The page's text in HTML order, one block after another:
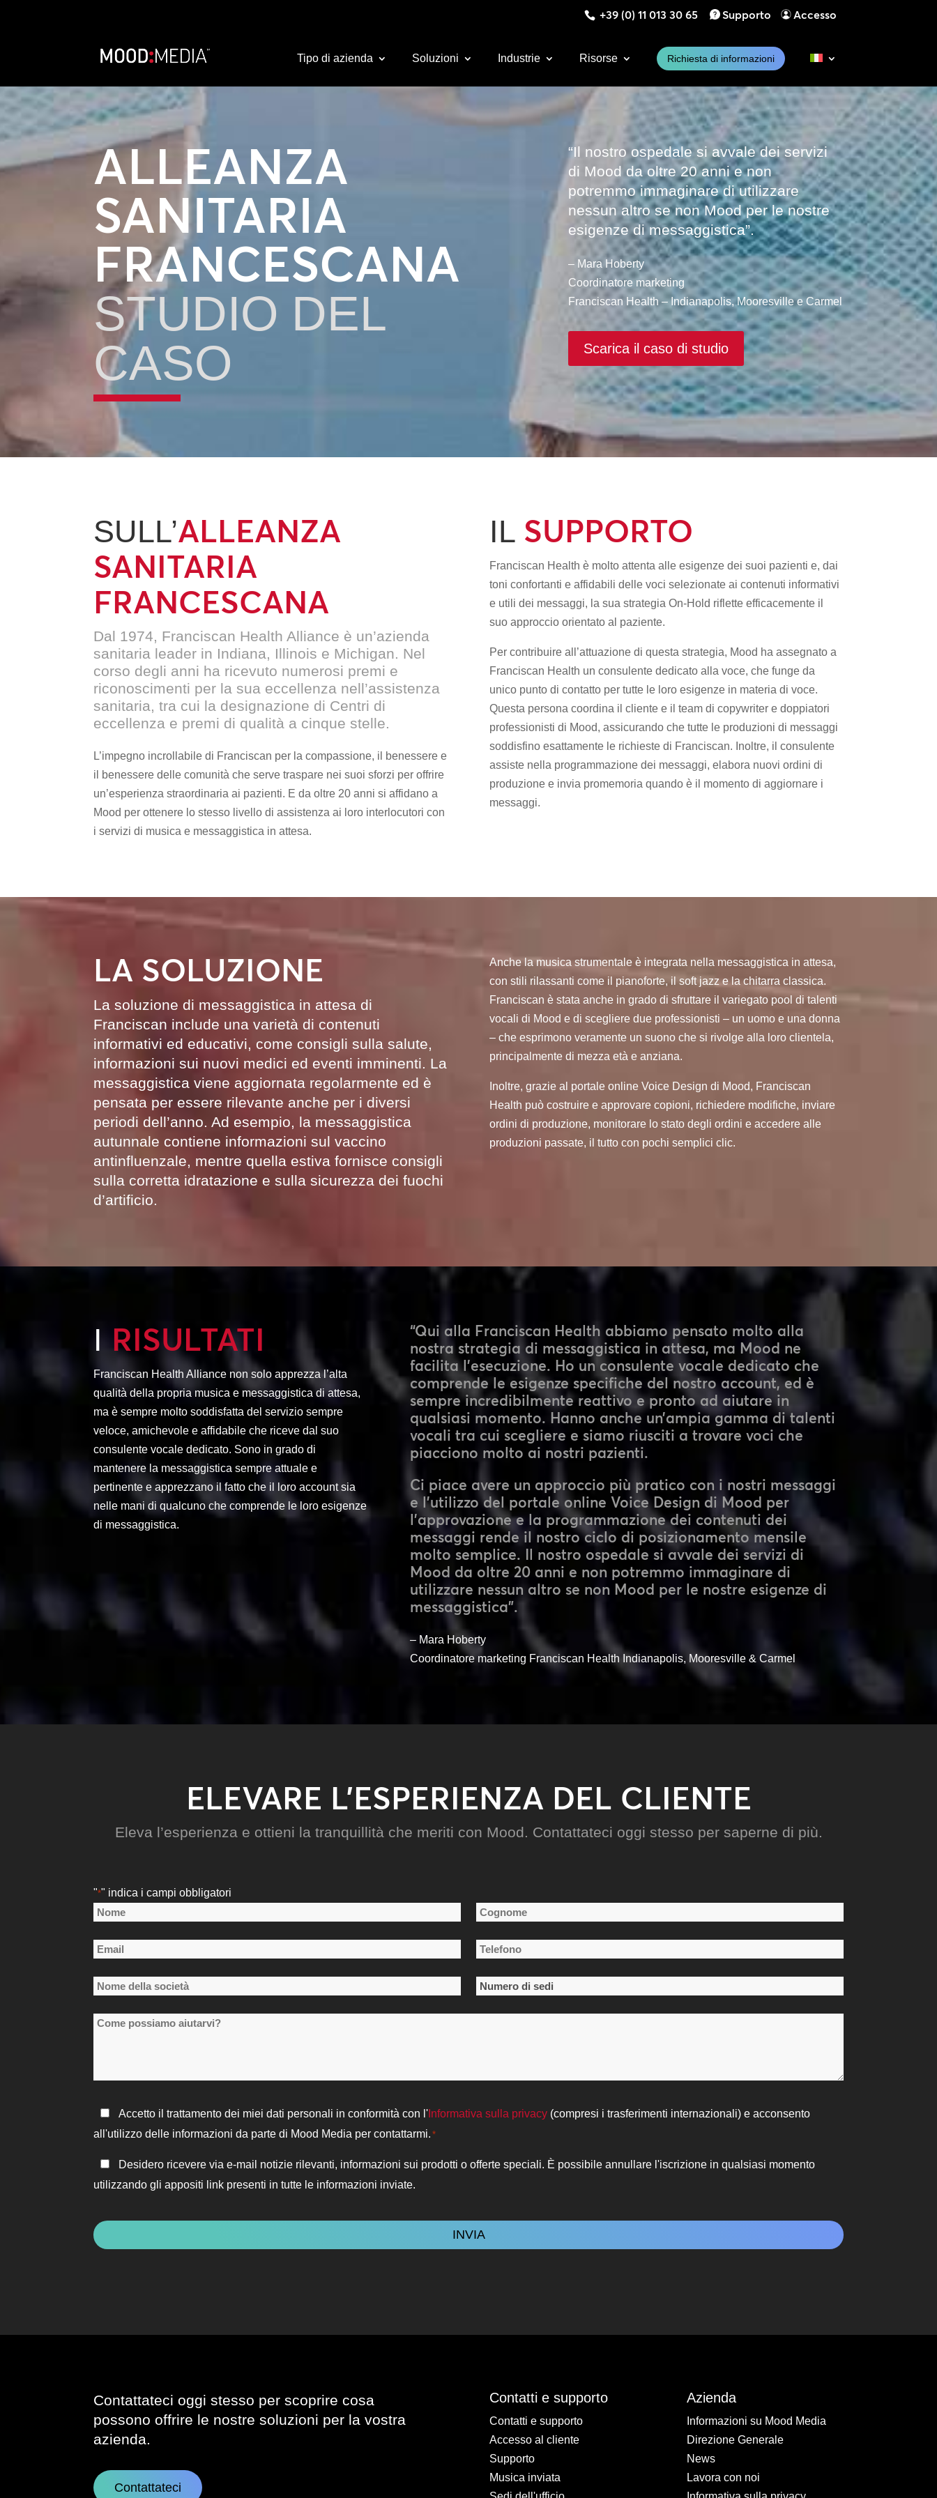
+39 (0) 11 013 30 65 Supporto Accesso
Tipo di azienda Soluzioni Industrie Risorse Richiesta di informazioni
ALLEANZA
SANITARIA
FRANCESCANA
STUDIO DEL
CASO
“Il nostro ospedale si avvale dei servizi
di Mood da oltre 20 anni e non
potremmo immaginare di utilizzare
nessun altro se non Mood per le nostre
esigenze di messaggistica”.
– Mara Hoberty
Coordinatore marketing
Franciscan Health – Indianapolis, Mooresville e Carmel
Scarica il caso di studio
SULL’ALLEANZA
SANITARIA
FRANCESCANA
Dal 1974, Franciscan Health Alliance è un’azienda
sanitaria leader in Indiana, Illinois e Michigan. Nel
corso degli anni ha ricevuto numerosi premi e
riconoscimenti per la sua eccellenza nell’assistenza
sanitaria, tra cui la designazione di Centri di
eccellenza e premi di qualità a cinque stelle.
L’impegno incrollabile di Franciscan per la compassione, il benessere e
il benessere delle comunità che serve traspare nei suoi sforzi per offrire
un’esperienza straordinaria ai pazienti. E da oltre 20 anni si affidano a
Mood per ottenere lo stesso livello di assistenza ai loro interlocutori con
i servizi di musica e messaggistica in attesa.
IL SUPPORTO
Franciscan Health è molto attenta alle esigenze dei suoi pazienti e, dai
toni confortanti e affidabili delle voci selezionate ai contenuti informativi
e utili dei messaggi, la sua strategia On-Hold riflette efficacemente il
suo approccio orientato al paziente.
Per contribuire all’attuazione di questa strategia, Mood ha assegnato a
Franciscan Health un consulente dedicato alla voce, che funge da
unico punto di contatto per tutte le loro esigenze in materia di voce.
Questa persona coordina il cliente e il team di copywriter e doppiatori
professionisti di Mood, assicurando che tutte le produzioni di messaggi
soddisfino esattamente le richieste di Franciscan. Inoltre, il consulente
assiste nella programmazione dei messaggi, elabora nuovi ordini di
produzione e invia promemoria quando è il momento di aggiornare i
messaggi.
LA SOLUZIONE
La soluzione di messaggistica in attesa di
Franciscan include una varietà di contenuti
informativi ed educativi, come consigli sulla salute,
informazioni sui nuovi medici ed eventi imminenti. La
messaggistica viene aggiornata regolarmente ed è
pensata per essere rilevante anche per i diversi
periodi dell’anno. Ad esempio, la messaggistica
autunnale contiene informazioni sul vaccino
antinfluenzale, mentre quella estiva fornisce consigli
sulla corretta idratazione e sulla sicurezza dei fuochi
d’artificio.
Anche la musica strumentale è integrata nella messaggistica in attesa,
con stili rilassanti come il pianoforte, il soft jazz e la chitarra classica.
Franciscan è stata anche in grado di sfruttare il variegato pool di talenti
vocali di Mood e di scegliere due professionisti – un uomo e una donna
– che esprimono veramente un suono che si rivolge alla loro clientela,
principalmente di mezza età e anziana.
Inoltre, grazie al portale online Voice Design di Mood, Franciscan
Health può costruire e approvare copioni, richiedere modifiche, inviare
ordini di produzione, monitorare lo stato degli ordini e accedere alle
produzioni passate, il tutto con pochi semplici clic.
IRISULTATI
Franciscan Health Alliance non solo apprezza l’alta
qualità della propria musica e messaggistica di attesa,
ma è sempre molto soddisfatta del servizio sempre
veloce, amichevole e affidabile che riceve dal suo
consulente vocale dedicato. Sono in grado di
mantenere la messaggistica sempre attuale e
pertinente e apprezzano il fatto che il loro account sia
nelle mani di qualcuno che comprende le loro esigenze
di messaggistica.
“Qui alla Franciscan Health abbiamo pensato molto alla
nostra strategia di messaggistica in attesa, ma Mood ne
facilita l’esecuzione. Ho un consulente vocale dedicato che
comprende le esigenze specifiche del nostro account, ed è
sempre incredibilmente reattivo e pronto ad aiutare in
qualsiasi momento. Hanno anche un’ampia gamma di talenti
vocali tra cui scegliere e siamo riusciti a trovare voci che
piacciono molto ai nostri pazienti.
Ci piace avere un approccio più pratico con i nostri messaggi
e l’utilizzo del portale online Voice Design di Mood per
l’approvazione e la programmazione dei contenuti dei
messaggi rende il nostro ciclo di posizionamento mensile
molto semplice. Il nostro ospedale si avvale dei servizi di
Mood da oltre 20 anni e non potremmo immaginare di
utilizzare nessun altro se non Mood per le nostre esigenze di
messaggistica”.
– Mara Hoberty
Coordinatore marketing Franciscan Health Indianapolis, Mooresville & Carmel
ELEVARE L’ESPERIENZA DEL CLIENTE
Eleva l’esperienza e ottieni la tranquillità che meriti con Mood. Contattateci oggi stesso per saperne di più.
"*" indica i campi obbligatori
Nome
Nome Cognome
Email Telefono
Nome
società
Numero
Come
Informativa
sulla
Accetto il trattamento dei miei dati personali in conformità con l' Informativa sulla privacy (compresi i trasferimenti internazionali) e acconsento
all'utilizzo delle informazioni da parte di Mood Media per contattarmi. *
Rimanere
in
Desidero ricevere via e-mail notizie rilevanti, informazioni sui prodotti o offerte speciali. È possibile annullare l'iscrizione in qualsiasi momento
utilizzando gli appositi link presenti in tutte le informazioni inviate.
Contattateci oggi stesso per scoprire cosa
possono offrire le nostre soluzioni per la vostra
azienda.
Contattateci
Contatti e supporto
Contatti e supporto
Accesso al cliente
Supporto
Musica inviata
Azienda
Informazioni su Mood Media
Direzione Generale
News
Lavora con noi